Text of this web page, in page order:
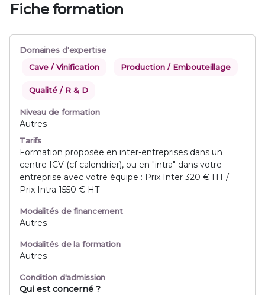
Fiche formation
Domaines d'expertise
Cave / Vinification
Production / Embouteillage
Qualité / R & D
Niveau de formation
Autres
Tarifs
Formation proposée en inter-entreprises dans un
centre ICV (cf calendrier), ou en "intra" dans votre
entreprise avec votre équipe : Prix Inter 320 € HT /
Prix Intra 1550 € HT
Modalités de financement
Autres
Modalités de la formation
Autres
Condition d'admission
Qui est concerné ?